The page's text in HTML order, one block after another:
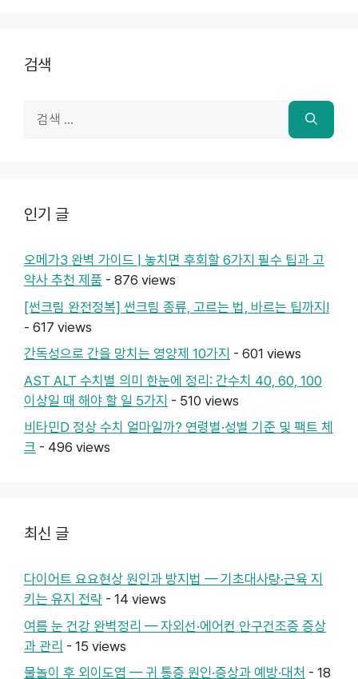
검색
인기 글
오메가3 완벽 가이드 | 놓치면 후회할 6가지 필수 팁과 고
약사 추천 제품 - 876 views
[썬크림 완전정복] 썬크림 종류, 고르는 법, 바르는 팁까지!
- 617 views
간독성으로 간을 망치는 영양제 10가지 - 601 views
AST ALT 수치별 의미 한눈에 정리: 간수치 40, 60, 100
이상일 때 해야 할 일 5가지 - 510 views
비타민D 정상 수치 얼마일까? 연령별·성별 기준 및 팩트 체
크 - 496 views
최신 글
다이어트 요요현상 원인과 방지법 — 기초대사량·근육 지
키는 유지 전략 - 14 views
여름 눈 건강 완벽정리 — 자외선·에어컨 안구건조증 증상
과 관리 - 15 views
물놀이 후 외이도염 — 귀 통증 원인·증상과 예방·대처 - 18